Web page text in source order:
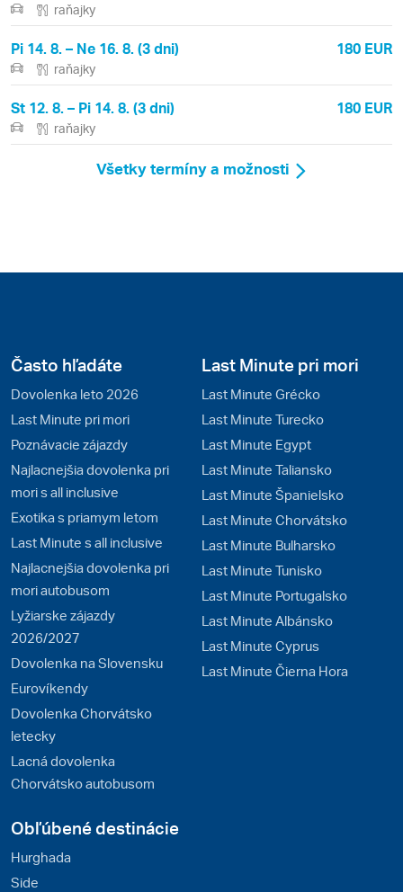
raňajky
Pi 14. 8. – Ne 16. 8. (3 dni) 180 EUR
raňajky
St 12. 8. – Pi 14. 8. (3 dni) 180 EUR
raňajky
Všetky termíny a možnosti
Často hľadáte
Dovolenka leto 2026
Last Minute pri mori
Poznávacie zájazdy
Najlacnejšia dovolenka pri
mori s all inclusive
Exotika s priamym letom
Last Minute s all inclusive
Najlacnejšia dovolenka pri
mori autobusom
Lyžiarske zájazdy
2026/2027
Dovolenka na Slovensku
Eurovíkendy
Dovolenka Chorvátsko
letecky
Lacná dovolenka
Chorvátsko autobusom
Last Minute pri mori
Last Minute Grécko
Last Minute Turecko
Last Minute Egypt
Last Minute Taliansko
Last Minute Španielsko
Last Minute Chorvátsko
Last Minute Bulharsko
Last Minute Tunisko
Last Minute Portugalsko
Last Minute Albánsko
Last Minute Cyprus
Last Minute Čierna Hora
Obľúbené destinácie
Hurghada
Side